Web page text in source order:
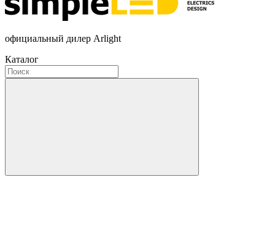
официальный дилер Arlight
Каталог